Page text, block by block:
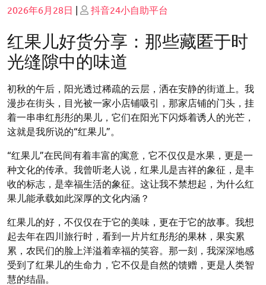
Posted
2026年6月28日 | Posted
抖音24小自助平台
红果儿好货分享：那些藏匿于时
光缝隙中的味道
初秋的午后，阳光透过稀疏的云层，洒在安静的街道上。我
漫步在街头，目光被一家小店铺吸引，那家店铺的门头，挂
着一串串红彤彤的果儿，它们在阳光下闪烁着诱人的光芒，
这就是我所说的“红果儿”。
“红果儿”在民间有着丰富的寓意，它不仅仅是水果，更是一
种文化的传承。我曾听老人说，红果儿是吉祥的象征，是丰
收的标志，是幸福生活的象征。这让我不禁想起，为什么红
果儿能承载如此深厚的文化内涵？
红果儿的好，不仅仅在于它的美味，更在于它的故事。我想
起去年在四川旅行时，看到一片片红彤彤的果林，果实累
累，农民们的脸上洋溢着幸福的笑容。那一刻，我深深地感
受到了红果儿的生命力，它不仅是自然的馈赠，更是人类智
慧的结晶。